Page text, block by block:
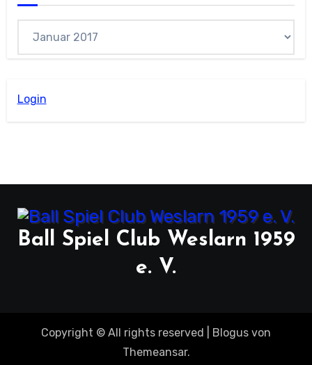
Login
Ball Spiel Club Weslarn 1959
e. V.
Copyright © All rights reserved Blogus von
Themeansar.